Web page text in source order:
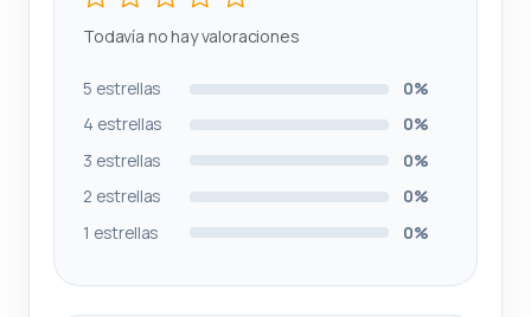
Todavía no hay valoraciones
5 estrellas
0%
4 estrellas
0%
3 estrellas
0%
2 estrellas
0%
1 estrellas
0%